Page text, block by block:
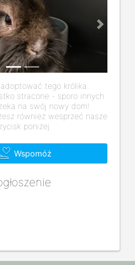
Next
tego królika.
stracone - sporo innych
na swój nowy dom!
również wesprzeć nasze
poniżej
Wspomóż